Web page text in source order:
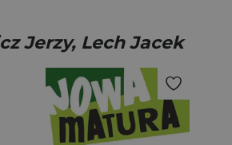
Jerzy, Lech Jacek